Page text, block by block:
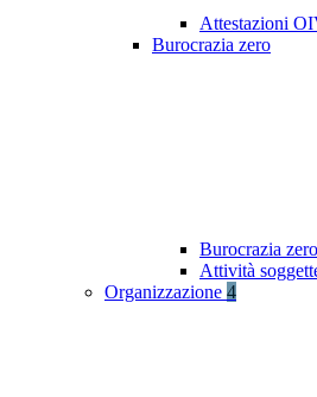
Attestazioni
Burocrazia zero
Burocrazia zero
Attività
Organizzazione 4